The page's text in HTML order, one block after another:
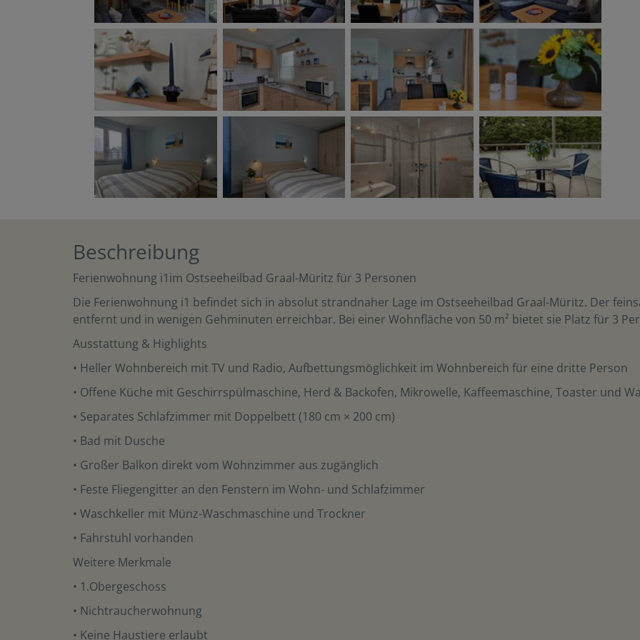
Beschreibung
Ferienwohnung i1im Ostseeheilbad Graal-Müritz für 3 Personen
Die Ferienwohnung i1 befindet sich in absolut strandnaher Lage im Ostseeheilbad Graal-Müritz. Der
entfernt und in wenigen Gehminuten erreichbar. Bei einer Wohnfläche von 50 m² bietet sie Platz für 3
Ausstattung & Highlights
• Heller Wohnbereich mit TV und Radio, Aufbettungsmöglichkeit im Wohnbereich für eine dritte Person
• Offene Küche mit Geschirrspülmaschine, Herd & Backofen, Mikrowelle, Kaffeemaschine, Toaster und
• Separates Schlafzimmer mit Doppelbett (180 cm × 200 cm)
• Bad mit Dusche
• Großer Balkon direkt vom Wohnzimmer aus zugänglich
• Feste Fliegengitter an den Fenstern im Wohn- und Schlafzimmer
• Waschkeller mit Münz-Waschmaschine und Trockner
• Fahrstuhl vorhanden
Weitere Merkmale
• 1.Obergeschoss
• Nichtraucherwohnung
• Keine Haustiere erlaubt